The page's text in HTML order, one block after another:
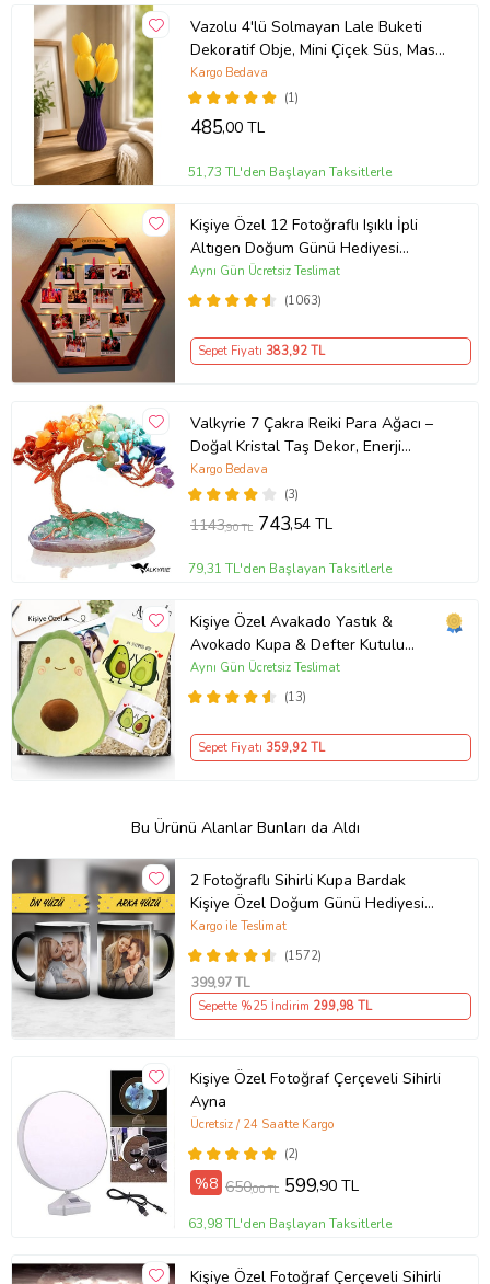
Vazolu 4'lü Solmayan Lale Buketi
Dekoratif Obje, Mini Çiçek Süs, Masa
Raf Komodin Dekoru, Hediye Ürünü
Vazolu Lale Buketi
(1)
Kargo Bedava
485,00 TL
51,73 TL'den Başlayan Taksitlerle
Kişiye Özel 12 Fotoğraflı Işıklı İpli
Altıgen Doğum Günü Hediyesi
Fotoğraf Panosu
(1063)
Aynı Gün Ücretsiz Teslimat
Sepet Fiyatı 383,92 TL
Valkyrie 7 Çakra Reiki Para Ağacı –
Doğal Kristal Taş Dekor, Enerji
Dengeleme, Feng Shui, Şans ve
Pozitif Enerji
(3)
Kargo Bedava
1143,90 TL 743,54 TL
79,31 TL'den Başlayan Taksitlerle
Kişiye Özel Avakado Yastık &
Avokado Kupa & Defter Kutulu
Hediye Seti
(13)
Aynı Gün Ücretsiz Teslimat
Sepet Fiyatı 359,92 TL
Bu Ürünü Alanlar Bunları da Aldı
2 Fotoğraflı Sihirli Kupa Bardak
Kişiye Özel Doğum Günü Hediyesi
Sevgiliye Hediye Anneye Babaya
Ablaya Abiye Kız Erkek Kardeşe
Arkadaşa Resimli Günü Yıl Dönümü
Hediyesi
(1572)
Kargo ile Teslimat
399,97 TL
Sepette %25 İndirim 299,98 TL
Kişiye Özel Fotoğraf Çerçeveli Sihirli
Ayna
(2)
Ücretsiz / 24 Saatte Kargo
%8 650,00 TL 599,90 TL
63,98 TL'den Başlayan Taksitlerle
Kişiye Özel Fotoğraf Çerçeveli Sihirli